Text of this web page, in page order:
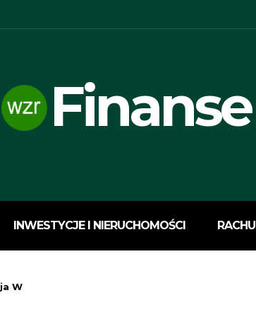
Finanse
INWESTYCJE I NIERUCHOMOŚCI
W